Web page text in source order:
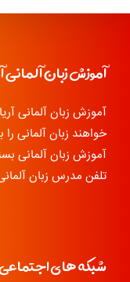
آموزش زبان آلمانی
آموزش زبان آلمانی
خواهند زبان آلمانی
آموزش زبان آلمانی
تلفن مدرس زبان آلمانی :
شبکه های